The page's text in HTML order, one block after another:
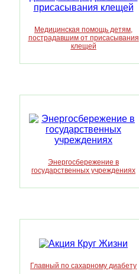
Медицинская помощь детям,
пострадавшим от присасывания
клещей
Энергосбережение в
государственных учреждениях
Главный по сахарному диабету